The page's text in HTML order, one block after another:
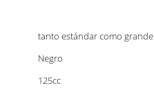
tanto estándar como grande
Negro
125cc